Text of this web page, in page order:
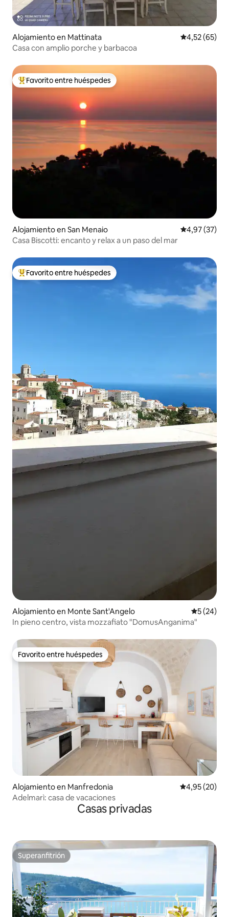
Alojamiento en Mattinata Calificación
4,52 (65)
Casa con amplio porche y barbacoa
Favorito entre los huéspedes más destacados
Favorito entre huéspedes
Alojamiento en San Menaio Calificación
4,97 (37)
Casa Biscotti: encanto y relax a un paso del mar
Favorito entre los huéspedes más destacados
Favorito entre huéspedes
Alojamiento en Monte Sant'Angelo
5 (24)
In pieno centro, vista mozzafiato "DomusAnganima"
Favorito entre huéspedes
Favorito entre huéspedes
Alojamiento en Manfredonia Calificación
4,95 (20)
Adelmarì: casa de vacaciones
Casas privadas
Superanfitrión
Superanfitrión